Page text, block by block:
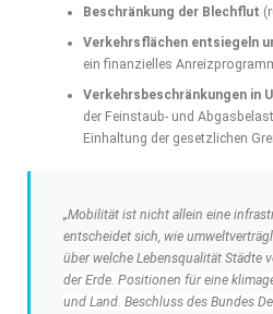
Beschränkung der Blechflut
Verkehrsflächen entsiegeln
ein finanzielles
Verkehrsbeschränkungen in
der Feinstaub- und
Einhaltung der gesetzlichen
„Mobilität ist nicht allein eine
entscheidet sich, wie
über welche Lebensqualität Städte
der Erde. Positionen für eine
und Land. Beschluss des Bundes